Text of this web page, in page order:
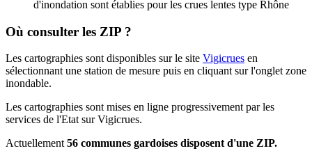
d'inondation sont établies pour les crues lentes type Rhône
Où consulter les ZIP ?
Les cartographies sont disponibles sur le site Vigicrues en
sélectionnant une station de mesure puis en cliquant sur l'onglet zone
inondable.
Les cartographies sont mises en ligne progressivement par les
services de l'Etat sur Vigicrues.
Actuellement56 communes gardoises disposent d'une ZIP.